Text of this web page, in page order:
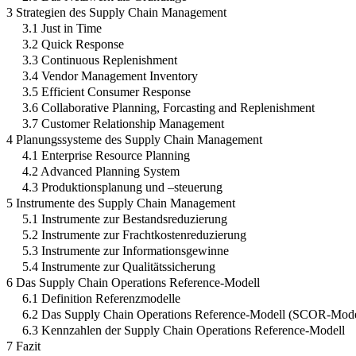
3 Strategien des Supply Chain Management
3.1 Just in Time
3.2 Quick Response
3.3 Continuous Replenishment
3.4 Vendor Management Inventory
3.5 Efficient Consumer Response
3.6 Collaborative Planning, Forcasting and Replenishment
3.7 Customer Relationship Management
4 Planungssysteme des Supply Chain Management
4.1 Enterprise Resource Planning
4.2 Advanced Planning System
4.3 Produktionsplanung und –steuerung
5 Instrumente des Supply Chain Management
5.1 Instrumente zur Bestandsreduzierung
5.2 Instrumente zur Frachtkostenreduzierung
5.3 Instrumente zur Informationsgewinne
5.4 Instrumente zur Qualitätssicherung
6 Das Supply Chain Operations Reference-Modell
6.1 Definition Referenzmodelle
6.2 Das Supply Chain Operations Reference-Modell (SCOR-
6.3 Kennzahlen der Supply Chain Operations Reference-Modell
7 Fazit